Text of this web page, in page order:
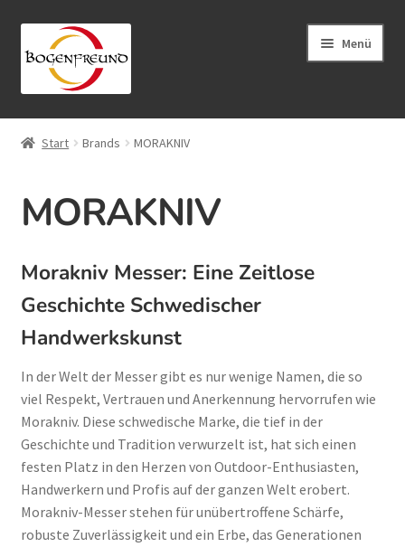
Navigation
springen
Inhalt
springen
Menü
START
Zwille
Bogensport
Abenteuer Ausrüstung
Schnitzen
NEU
Info
Start Brands MORAKNIV
MORAKNIV
Morakniv Messer: Eine Zeitlose
Geschichte Schwedischer
Handwerkskunst
In der Welt der Messer gibt es nur wenige Namen, die so
viel Respekt, Vertrauen und Anerkennung hervorrufen wie
Morakniv. Diese schwedische Marke, die tief in der
Geschichte und Tradition verwurzelt ist, hat sich einen
festen Platz in den Herzen von Outdoor-Enthusiasten,
Handwerkern und Profis auf der ganzen Welt erobert.
Morakniv-Messer stehen für unübertroffene Schärfe,
robuste Zuverlässigkeit und ein Erbe, das Generationen